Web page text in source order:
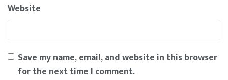
Website
Save my name, email, and website in this browser
for the next time I comment.